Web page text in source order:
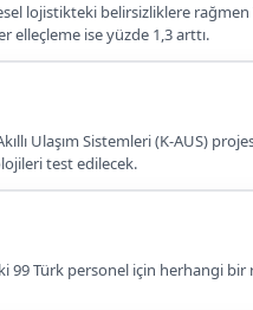
lojistikteki belirsizliklere rağmen
elleçleme ise yüzde 1,3 arttı.
Ulaşım Sistemleri (K-AUS)
test edilecek.
Türk personel için herhangi bir